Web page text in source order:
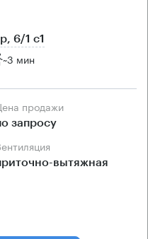
6/1 с1
~3 мин
Цена продажи
запросу
Вентиляция
вытяжная